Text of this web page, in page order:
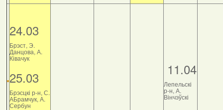
24.03
Брэст, Э.
Данцова, А.
Ківачук
25.03
Брэсцкі р-н, С.
АБрамчук, А.
Сербун
11.04
Лепельскі
р-н, А.
Вінчэўскі